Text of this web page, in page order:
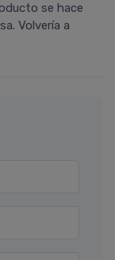
se hace
Volvería a